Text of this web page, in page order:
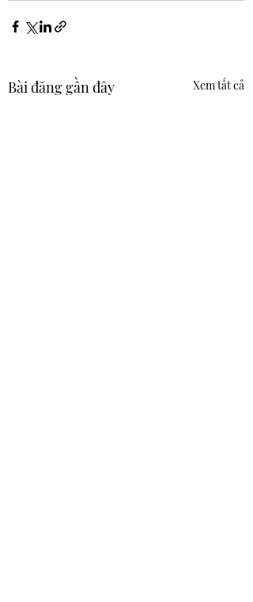
Bài đăng gần đây Xem tất cả